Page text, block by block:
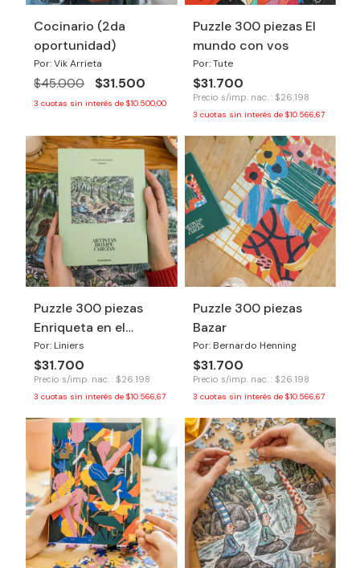
Cocinario (2da
oportunidad)
Por: Vik Arrieta
$45.000 $31.500
3 cuotas sin interés de $10.500,00
Puzzle 300 piezas El
mundo con vos
Por: Tute
$31.700
Precio s/imp. nac. : $26.198
3 cuotas sin interés de $10.566,67
Puzzle 300 piezas
Enriqueta en el
bosque
Por: Liniers
$31.700
Precio s/imp. nac. : $26.198
3 cuotas sin interés de $10.566,67
Puzzle 300 piezas
Bazar
Por: Bernardo Henning
$31.700
Precio s/imp. nac. : $26.198
3 cuotas sin interés de $10.566,67